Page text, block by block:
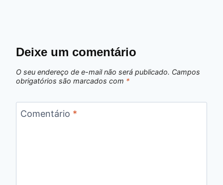
Deixe um comentário
O seu endereço de e-mail não será publicado. Campos
obrigatórios são marcados com *
Comentário *